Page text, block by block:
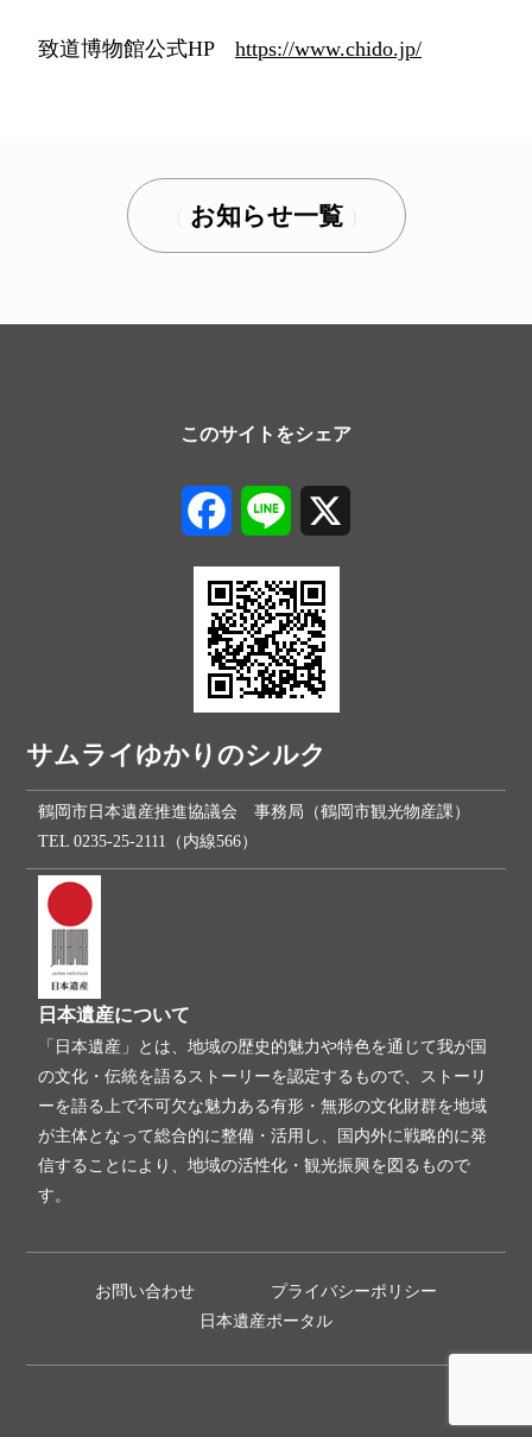
致道博物館公式HP https://www.chido.jp/
お知らせ一覧
このサイトをシェア
Facebook Line
サムライゆかりのシルク
鶴岡市日本遺産推進協議会 事務局（鶴岡市観光物産課）
TEL 0235-25-2111（内線566）
日本遺産について
「日本遺産」とは、地域の歴史的魅力や特色を通じて我が国
の文化・伝統を語るストーリーを認定するもので、ストーリ
ーを語る上で不可欠な魅力ある有形・無形の文化財群を地域
が主体となって総合的に整備・活用し、国内外に戦略的に発
信することにより、地域の活性化・観光振興を図るもので
す。
お問い合わせ
プライバシーポリシー
日本遺産ポータル